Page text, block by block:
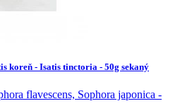
koreň - Isatis tinctoria - 50g sekaný